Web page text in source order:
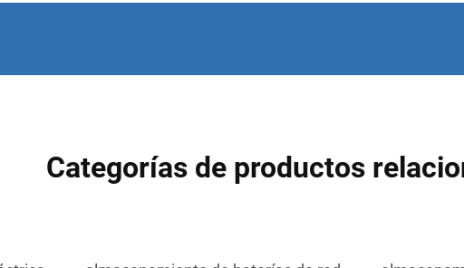
Categorías de productos